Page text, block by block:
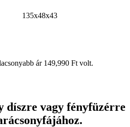
135x48x43
ár 149,990 Ft volt.
díszre vagy fényfüzérre